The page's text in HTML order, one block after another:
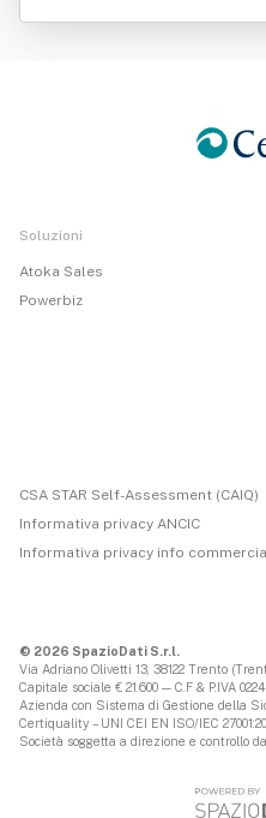
Soluzioni
Atoka Sales
Powerbiz
CSA STAR Self-Assessment (CAIQ)
Informativa privacy ANCIC
Informativa privacy info
© 2026 SpazioDati S.r.l.
Via Adriano Olivetti 13, 38122 Trento
Capitale sociale € 21.600 — C.F & P.IVA
Azienda con Sistema di Gestione della
Certiquality – UNI CEI EN ISO/IEC
Società soggetta a direzione e controllo